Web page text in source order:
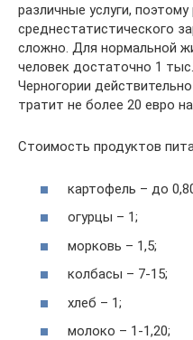
различные услуги, поэтому
среднестатистического
сложно. Для нормальной
человек достаточно 1
Черногории
тратит не более 20 евро
Стоимость продуктов
картофель – до
огурцы – 1;
морковь – 1,5;
колбасы – 7-15;
хлеб – 1;
молоко – 1-1,20;